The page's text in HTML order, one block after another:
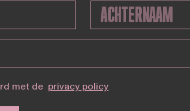
met de privacy policy